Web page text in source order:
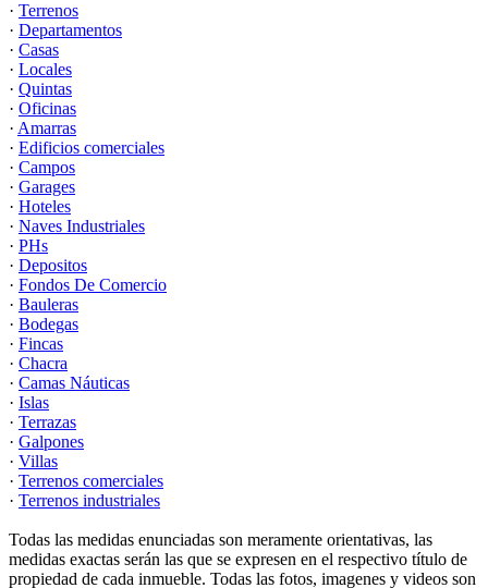
· Terrenos
· Departamentos
· Casas
· Locales
· Quintas
· Oficinas
· Amarras
· Edificios comerciales
· Campos
· Garages
· Hoteles
· Naves Industriales
· PHs
· Depositos
· Fondos De Comercio
· Bauleras
· Bodegas
· Fincas
· Chacra
· Camas Náuticas
· Islas
· Terrazas
· Galpones
· Villas
· Terrenos comerciales
· Terrenos industriales
Todas las medidas enunciadas son meramente orientativas, las
medidas exactas serán las que se expresen en el respectivo título de
propiedad de cada inmueble. Todas las fotos, imagenes y videos son